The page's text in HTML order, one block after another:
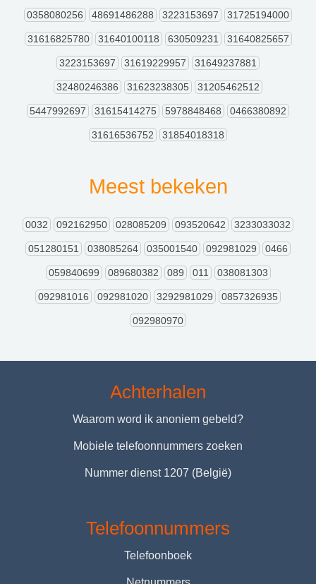
0358080256 48691486288 3223153697 31725194000
31616825780 31640100118 630509231 31640825657
3223153697 31619229957 31649237881
32480246386 31623238305 31205462512
5447992697 31615414275 5978848468 0466380892
31616536752 31854018318
Meest bekeken
0032 092162950 028085209 093520642 3233033032
051280151 038085264 035001540 092981029 0466
059840699 089680382 089 011 038081303
092981016 092981020 3292981029 0857326935
092980970
Achterhalen
Waarom word ik anoniem gebeld?
Mobiele telefoonnummers zoeken
Nummer dienst 1207 (België)
Telefoonnummers
Telefoonboek